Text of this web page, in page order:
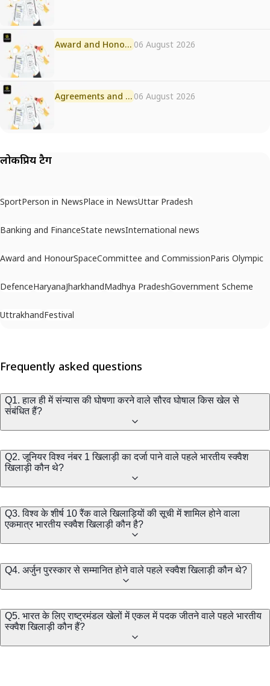
Award and Honour 06 August 2026
Agreements and MoU 06 August 2026
लोकप्रिय टैग
SportPerson in NewsPlace in NewsUttar Pradesh
Banking and FinanceState newsInternational news
Award and HonourSpaceCommittee and CommissionParis Olympic
DefenceHaryanaJharkhandMadhya PradeshGovernment Scheme
UttrakhandFestival
Frequently asked questions
Q1. हाल ही में संन्यास की घोषणा करने वाले सौरव घोषाल किस खेल से
संबंधित हैं?
Q2. जूनियर विश्व नंबर 1 खिलाड़ी का दर्जा पाने वाले पहले भारतीय स्क्वैश
खिलाड़ी कौन थे?
Q3. विश्व के शीर्ष 10 रैंक वाले खिलाड़ियों की सूची में शामिल होने वाला
एकमात्र भारतीय स्क्वैश खिलाड़ी कौन है?
Q4. अर्जुन पुरस्कार से सम्मानित होने वाले पहले स्क्वैश खिलाड़ी कौन थे?
Q5. भारत के लिए राष्ट्रमंडल खेलों में एकल में पदक जीतने वाले पहले भारतीय
स्क्वैश खिलाड़ी कौन हैं?